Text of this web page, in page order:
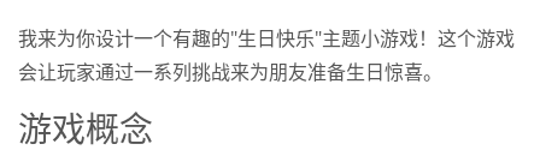
我来为你设计一个有趣的"生日快乐"主题小游戏！这个游戏
会让玩家通过一系列挑战来为朋友准备生日惊喜。
游戏概念